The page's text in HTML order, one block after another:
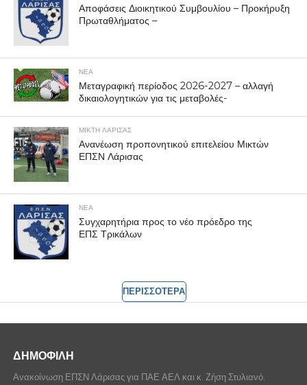
Αποφάσεις Διοικητικού Συμβουλίου – Προκήρυξη
Πρωταθλήματος –
ΝΕΑ
Μεταγραφική περίοδος 2026-2027 – αλλαγή
δικαιολογητικών για τις μεταβολές-
ΜΙΚΤΗ ΛΑΡΙΣΑΣ
Ανανέωση προπονητικού επιτελείου Μικτών
ΕΠΣΝ Λάρισας
ΝΕΑ
Συγχαρητήρια προς το νέο πρόεδρο της
ΕΠΣ Τρικάλων
ΠΕΡΙΣΣΟΤΕΡΑ
ΔΗΜΟΦΙΛΗ
Ανακοίνωση ΕΠΣΝ Λάρισας για ΠΑΕ ΑΕΛ και κ. Ζήση Στυλιανό.